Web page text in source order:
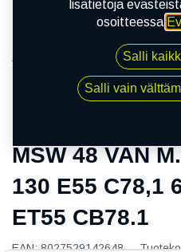
MSW 48 VAN M.BLK |
6.5x16 5/130 ET55 CB78.1
MSW 48 VAN
130 E55 C78,1
ET55 CB78.1
EAN:8027529142648
lisätietoja
osoitteessa
Salli
Salli vain